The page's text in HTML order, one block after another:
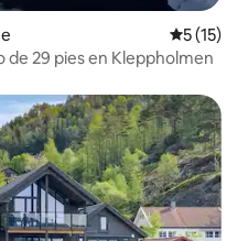
5 (15)
29 pies en Kleppholmen